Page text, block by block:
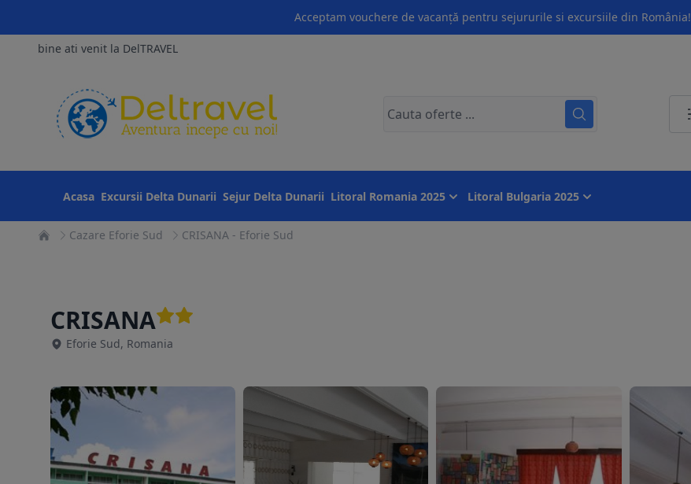
Acceptam vouchere de vacanță pentru sejururile si excursiile din România!
bine ati venit la DelTRAVEL
Acasa Excursii Delta Dunarii Sejur Delta Dunarii Litoral Romania 2025 Litoral Bulgaria 2025
Cazare Eforie Sud CRISANA - Eforie Sud
CRISANA
Eforie Sud, Romania